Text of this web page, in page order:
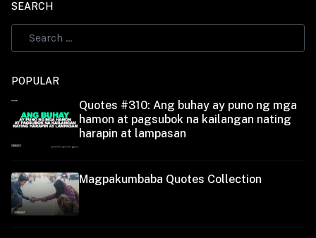
SEARCH
POPULAR
Quotes #310: Ang buhay ay puno ng mga
hamon at pagsubok na kailangan nating
harapin at lampasan
Magpakumbaba Quotes Collection